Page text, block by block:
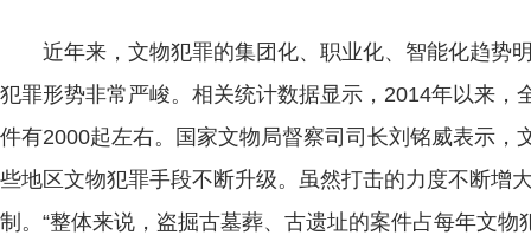
近年来，文物犯罪的集团化、职业化、智能化趋势
犯罪形势非常严峻。相关统计数据显示，2014年以来，
件有2000起左右。国家文物局督察司司长刘铭威表示，
些地区文物犯罪手段不断升级。虽然打击的力度不断增
制。“整体来说，盗掘古墓葬、古遗址的案件占每年文